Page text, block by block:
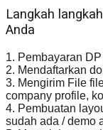
Langkah
Anda
1. Pembayaran
2. Mendaftarkan
3. Mengirim File
company profile,
4. Pembuatan
sudah ada / demo